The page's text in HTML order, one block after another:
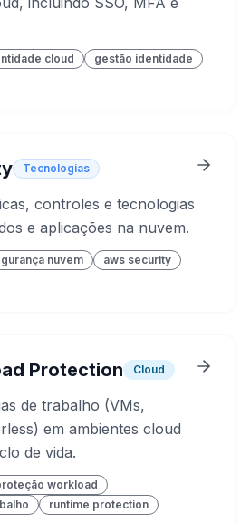
cloud
gestão identidade
Tecnologias
controles e tecnologias
e aplicações na nuvem.
nuvem
aws security
Protection Cloud
de trabalho (VMs,
em ambientes cloud
de vida.
workload
runtime protection